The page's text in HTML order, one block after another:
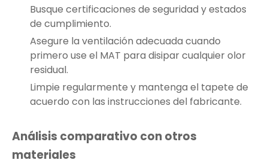
Busque certificaciones de seguridad y estados
de cumplimiento.
Asegure la ventilación adecuada cuando
primero use el MAT para disipar cualquier olor
residual.
Limpie regularmente y mantenga el tapete de
acuerdo con las instrucciones del fabricante.
Análisis comparativo con otros
materiales